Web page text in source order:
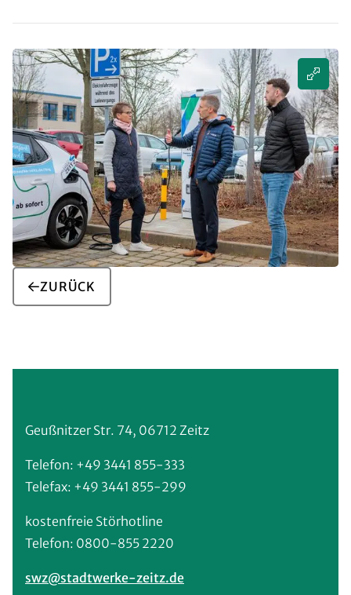
ZURÜCK
Geußnitzer Str. 74, 06712 Zeitz
Telefon: +49 3441 855-333
Telefax: +49 3441 855-299
kostenfreie Störhotline
Telefon: 0800-855 2220
swz@stadtwerke-zeitz.de